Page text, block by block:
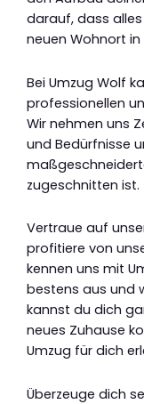
darauf, dass
neuen Wohnort
Bei Umzug Wolf
professionellen
Wir nehmen uns
und Bedürfnisse
zugeschnitten ist.
Vertraue auf
profitiere von
kennen uns mit
bestens aus und
kannst du dich
neues Zuhause
Umzug für dich
Überzeuge dich